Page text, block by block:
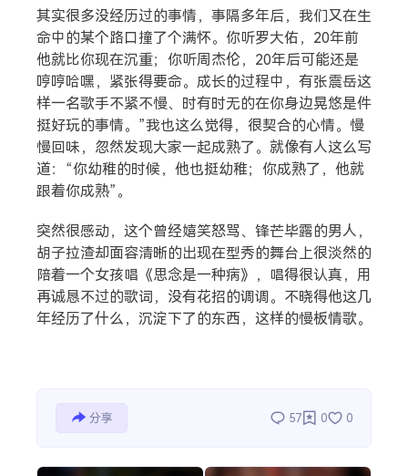
其实很多没经历过的事情，事隔多年后，我们又在生
命中的某个路口撞了个满怀。你听罗大佑，20年前
他就比你现在沉重；你听周杰伦，20年后可能还是
哼哼哈嘿，紧张得要命。成长的过程中，有张震岳这
样一名歌手不紧不慢、时有时无的在你身边晃悠是件
挺好玩的事情。”我也这么觉得，很契合的心情。慢
慢回味，忽然发现大家一起成熟了。就像有人这么写
道：“你幼稚的时候，他也挺幼稚；你成熟了，他就
跟着你成熟”。
突然很感动，这个曾经嬉笑怒骂、锋芒毕露的男人，
胡子拉渣却面容清晰的出现在型秀的舞台上很淡然的
陪着一个女孩唱《思念是一种病》，唱得很认真，用
再诚恳不过的歌词，没有花招的调调。不晓得他这几
年经历了什么，沉淀下了的东西，这样的慢板情歌。
分享 57 0 0